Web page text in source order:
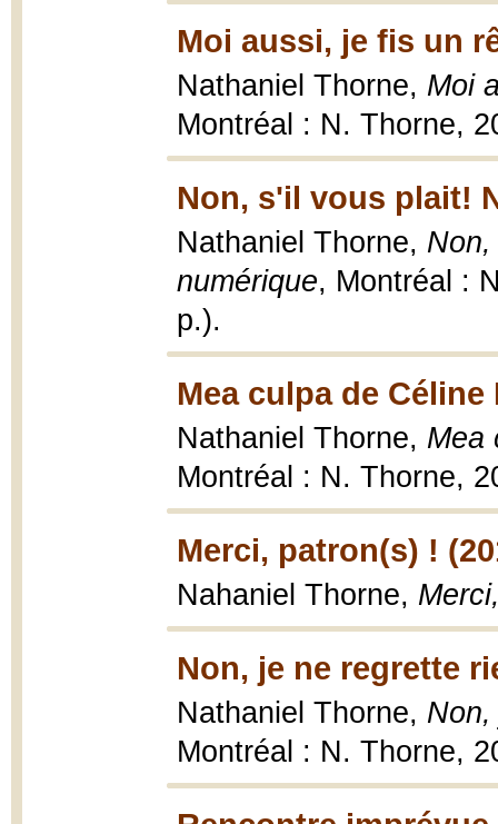
Moi aussi, je fis un
Nathaniel Thorne, Moi
Montréal : N. Thorne,
Non, s'il vous plait!
Nathaniel Thorne,
numérique, Montréal :
p.).
Mea culpa de Céline
Nathaniel Thorne, Mea
Montréal : N. Thorne,
Merci, patron(s) !
Nahaniel Thorne,
Non, je ne regrette
Nathaniel Thorne,
Montréal : N. Thorne,